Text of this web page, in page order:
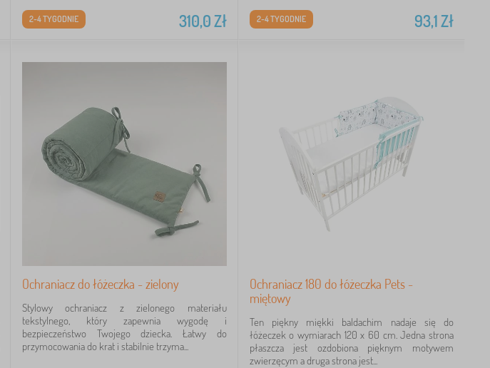
310,0 Zł
2-4 TYGODNIE 93,1 Zł
2-4 TYGODNIE
Ochraniacz do łóżeczka - zielony
Stylowy ochraniacz z zielonego materiału
tekstylnego, który zapewnia wygodę i
bezpieczeństwo Twojego dziecka. Łatwy do
przymocowania do krat i stabilnie trzyma...
Ochraniacz 180 do łóżeczka Pets -
miętowy
Ten piękny miękki baldachim nadaje się do
łóżeczek o wymiarach 120 x 60 cm. Jedna strona
płaszcza jest ozdobiona pięknym motywem
zwierzęcym a druga strona jest...